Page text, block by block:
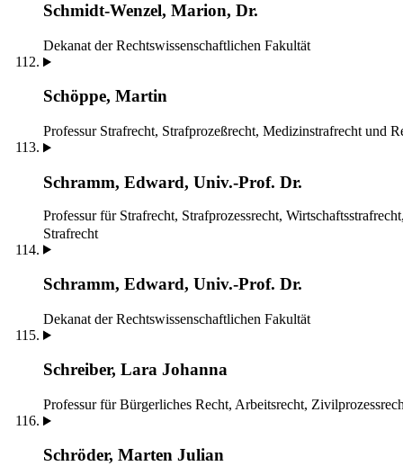
Schmidt-Wenzel, Marion, Dr.
Dekanat der Rechtswissenschaftlichen Fakultät
Schöppe, Martin
Professur Strafrecht, Strafprozeßrecht, Medizinstrafrecht und
Schramm, Edward, Univ.-Prof. Dr.
Professur für Strafrecht, Strafprozessrecht,
Strafrecht
Schramm, Edward, Univ.-Prof. Dr.
Dekanat der Rechtswissenschaftlichen Fakultät
Schreiber, Lara Johanna
Professur für Bürgerliches Recht, Arbeitsrecht,
Schröder, Marten Julian